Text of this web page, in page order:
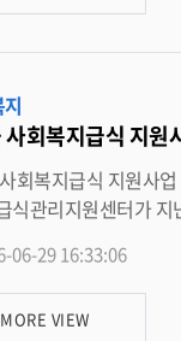
지 , 부모 교육 등 영역별 맞춤형 통합서비스를 제공해 왔으며 , 이번 초록우산 전북지역본부의
려움 때문에 치료와 돌봄의
들이 건강한 환경에서 성장할
이 어려운 환경 속에서도 꿈을 키
들이 건강하고 행복하게 성장할 수 있도록 촘촘한 복지사업을 추진해 나가겠다 ” 고 말했다 . 한
, 경제적 · 정서적 지원을 아끼지 않는 아동복지 전문기관으로 ,
력을 바탕으로 취약계층을 위한 주거 , 교육 , 생계
회복지급식 지원
설명회 어린이 ‧ 사회복지급식관리지원센터 , 위생 ‧ 안전 및 영양 관리 지원
일 완주군청 가족문화교육원 가족홀에서 개최한 ‘2026 년 사회복지급식 지원사업 설명회 ’
을 안내하기 위해 마련했다 . 이날 설명회에는 지역 내 노인 사회복지시설 운영자와 관
업 추진 배경 및 필요성 ▲ 완주군 어린이 · 사회복지급식관리지원센터 소개 ▲ 사회복지시
순회방문 운영 안내 ▲ 노인 사회복지시설 대상 위생 · 안전 및 영양관리 지원 ▲
06-29 16:33:06
MORE VIEW